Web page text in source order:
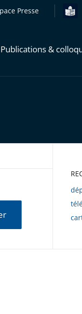
Presse
Publications &